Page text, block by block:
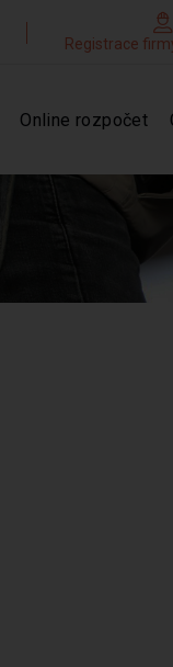
Registrace
Online rozpočet